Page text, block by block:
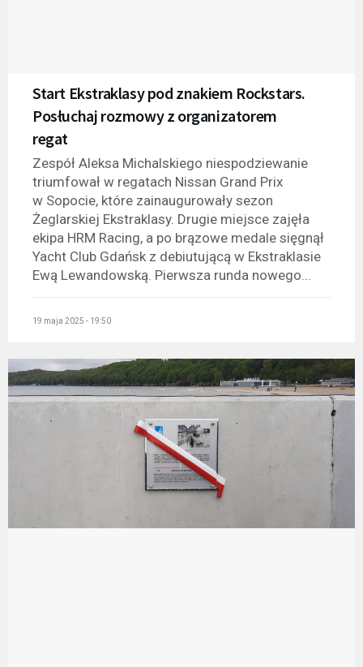
Start Ekstraklasy pod znakiem Rockstars.
Posłuchaj rozmowy z organizatorem
regat
Zespół Aleksa Michalskiego niespodziewanie
triumfował w regatach Nissan Grand Prix
w Sopocie, które zainaugurowały sezon
Żeglarskiej Ekstraklasy. Drugie miejsce zajęła
ekipa HRM Racing, a po brązowe medale sięgnął
Yacht Club Gdańsk z debiutującą w Ekstraklasie
Ewą Lewandowską. Pierwsza runda nowego...
19 maja 2025 - 19:50